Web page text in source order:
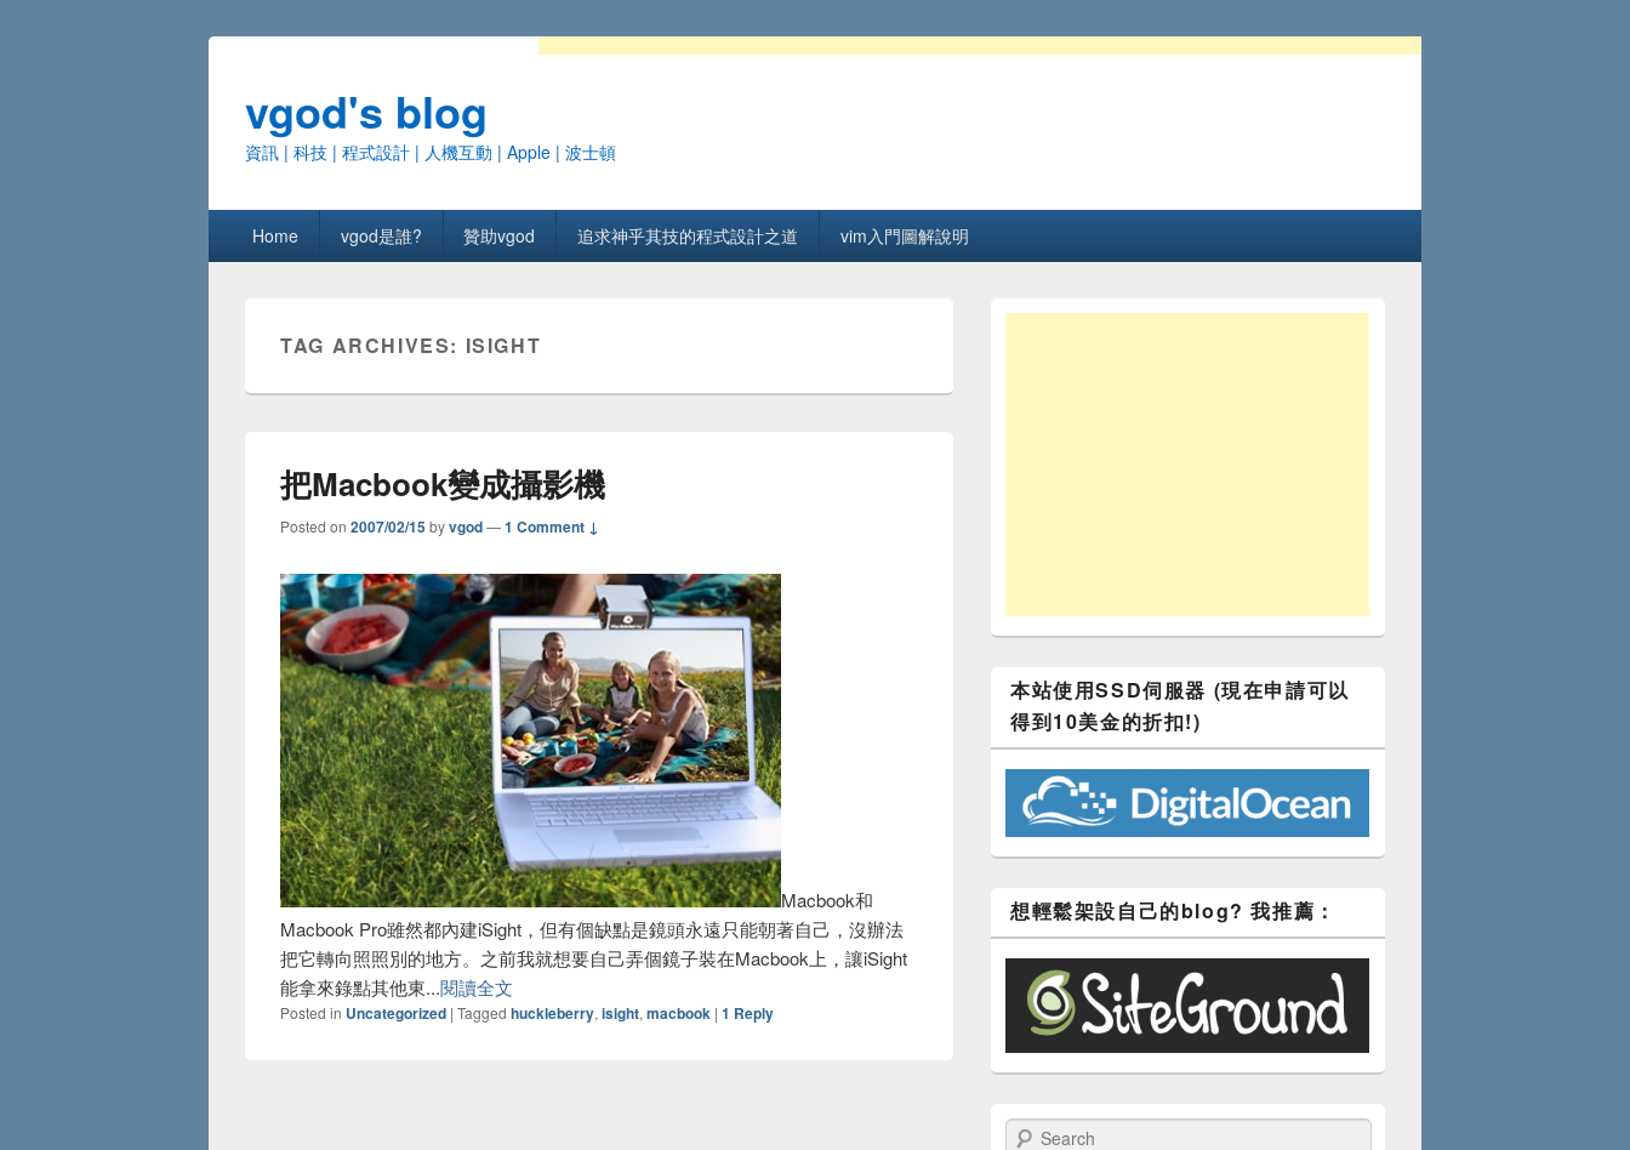
vgod's blog
資訊 | 科技 | 程式設計 | 人機互動 | Apple | 波士頓
Primary menu
Skip to primary content
Skip to secondary content
Home vgod是誰? 贊助vgod 追求神乎其技的程式設計之道 vim入門圖解說明
TAG ARCHIVES: ISIGHT
把Macbook變成攝影機
Posted on2007/02/15byvgod—1 Comment ↓
Macbook和
Macbook Pro雖然都內建iSight，但有個缺點是鏡頭永遠只能朝著自己，沒辦法
把它轉向照照別的地方。之前我就想要自己弄個鏡子裝在Macbook上，讓iSight
能拿來錄點其他東...閱讀全文
Posted in Uncategorized |Tagged huckleberry,isight,macbook |1 Reply
本站使用SSD伺服器 (現在申請可以
得到10美金的折扣!)
想輕鬆架設自己的blog? 我推薦：
Search